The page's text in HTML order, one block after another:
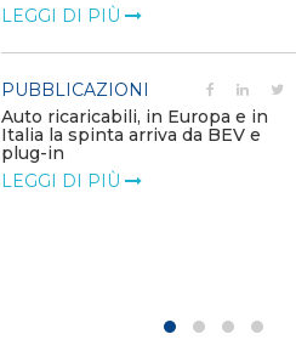
LEGGI DI PIÙ
PUBBLICAZIONI
Auto ricaricabili, in Europa e in
Italia la spinta arriva da BEV e
plug-in
LEGGI DI PIÙ